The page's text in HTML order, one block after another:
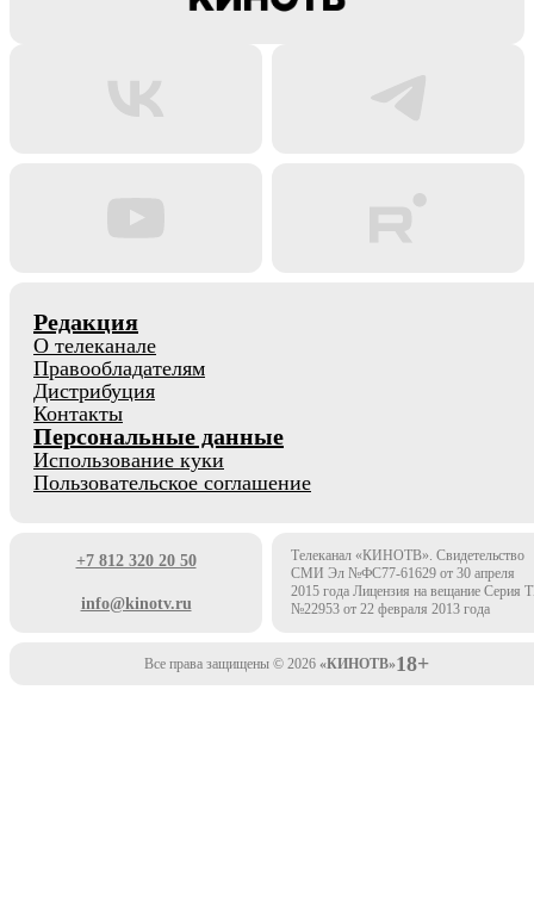
Редакция
О телеканале
Правообладателям
Дистрибуция
Контакты
Персональные данные
Использование куки
Пользовательское соглашение
+7 812 320 20 50
info@kinotv.ru
Телеканал «КИНОТВ». Свидетельство
СМИ Эл №ФС77-61629 от 30 апреля
2015 года Лицензия на вещание Серия
№22953 от 22 февраля 2013 года
Все права защищены © 2026 «КИНОТВ»18+